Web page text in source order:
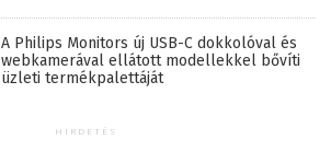
A Philips Monitors új USB-C dokkolóval és
webkamerával ellátott modellekkel bővíti
üzleti termékpalettáját
HIRDETÉS